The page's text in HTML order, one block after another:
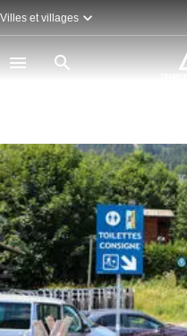
Pasar
al
contenido
principal
Villes et villages